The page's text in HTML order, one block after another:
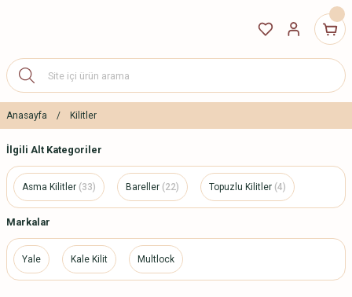
Anasayfa Kilitler
İlgili Alt Kategoriler
Asma Kilitler (33) Bareller (22) Topuzlu Kilitler (4)
Markalar
Yale Kale Kilit Multlock